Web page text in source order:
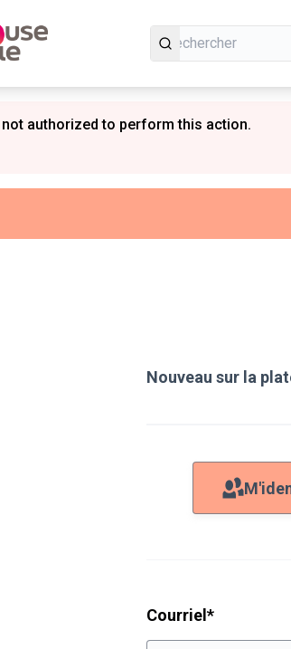
not authorized to perform this action.
Nouveau sur la
Courriel *Champ